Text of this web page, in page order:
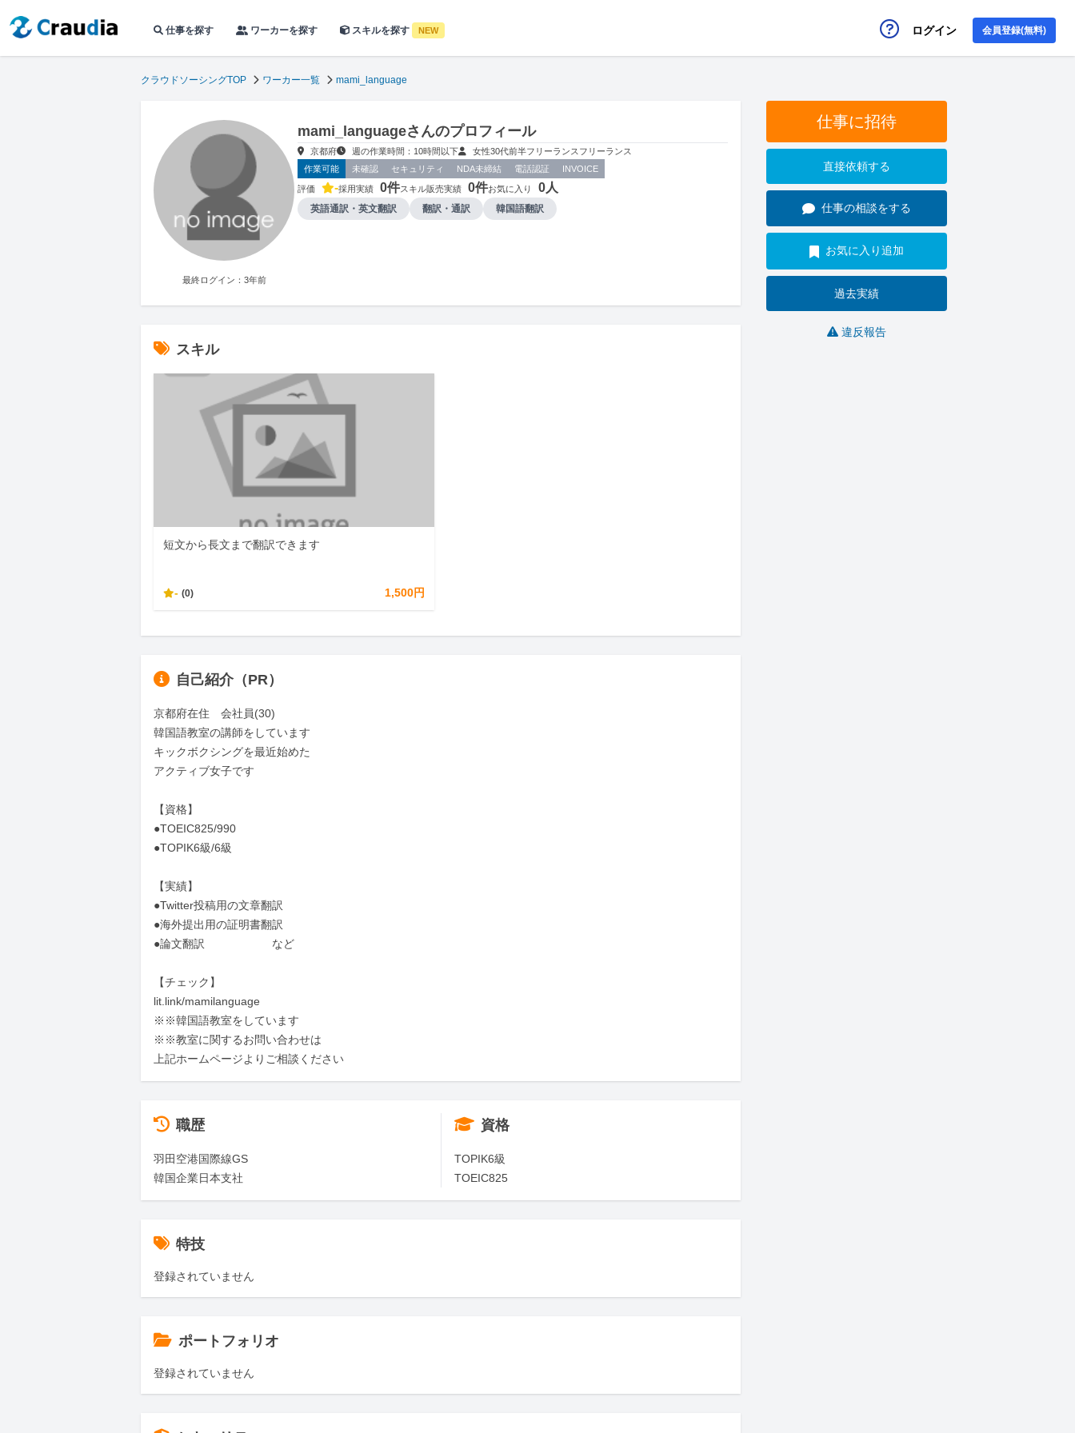
仕事を探す ワーカーを探す スキルを探す NEW ログイン 会員登録(無料)
クラウドソーシングTOP ワーカー一覧 mami_language
最終ログイン：3年前
mami_languageさんのプロフィール
京都府 週の作業時間：10時間以下 女性30代前半フリーランス フリーランス
作業可能
未確認 セキュリティ NDA未締結 電話認証 INVOICE
評価 -採用実績 0件スキル販売実績 0件お気に入り 0人
英語通訳・英文翻訳 翻訳・通訳 韓国語翻訳
スキル
短文から長文まで翻訳できます
- (0) 1,500円
自己紹介（PR）
京都府在住　会社員(30)
韓国語教室の講師をしています
キックボクシングを最近始めた
アクティブ女子です
【資格】
●TOEIC825/990
●TOPIK6級/6級
【実績】
●Twitter投稿用の文章翻訳
●海外提出用の証明書翻訳
●論文翻訳　　　　　　など
【チェック】
lit.link/mamilanguage
※※韓国語教室をしています
※※教室に関するお問い合わせは
上記ホームページよりご相談ください
職歴
羽田空港国際線GS
韓国企業日本支社
資格
TOPIK6級
TOEIC825
特技
登録されていません
ポートフォリオ
登録されていません
仕事に招待
直接依頼する
仕事の相談をする
お気に入り追加
過去実績
違反報告